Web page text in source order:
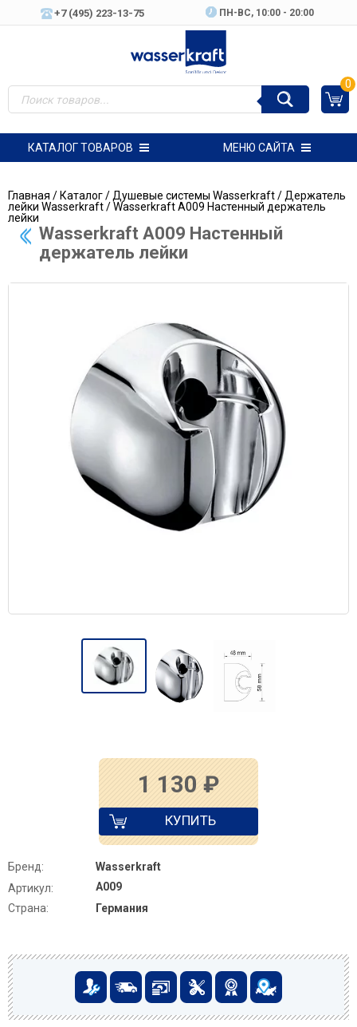
+7 (495) 223-13-75 ПН-ВC, 10:00 - 20:00
0
КАТАЛОГ ТОВАРОВ МЕНЮ САЙТА
Главная /Каталог/ Душевые системы Wasserkraft/ Держатель
лейки Wasserkraft/ Wasserkraft A009 Настенный держатель
лейки
Wasserkraft A009 Настенный
держатель лейки
1 130 ₽
КУПИТЬ
Бренд:
Wasserkraft
Артикул:
A009
Страна:
Германия